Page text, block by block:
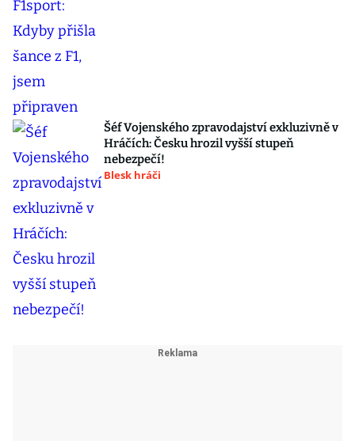
Šéf Vojenského zpravodajství exkluzivně v
Hráčích: Česku hrozil vyšší stupeň
nebezpečí!
Blesk hráči